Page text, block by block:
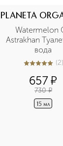
PLANETA
Watermelon
Astrakhan
вода
5из 52 (2)
657¤
730 ¤
15 мл